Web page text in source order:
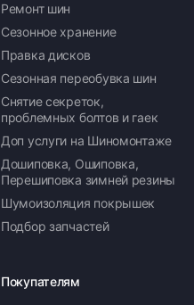
Ремонт шин
Сезонное хранение
Правка дисков
Сезонная переобувка шин
Снятие секреток,
проблемных болтов и гаек
Доп услуги на Шиномонтаже
Дошиповка, Ошиповка,
Перешиповка зимней резины
Шумоизоляция покрышек
Подбор запчастей
Покупателям